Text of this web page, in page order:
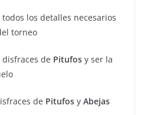
los detalles necesarios
torneo
disfraces de Pitufos y ser la
de Pitufos y Abejas